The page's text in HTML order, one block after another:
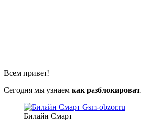
Всем привет!
Сегодня мы узнаем как
Билайн Смарт